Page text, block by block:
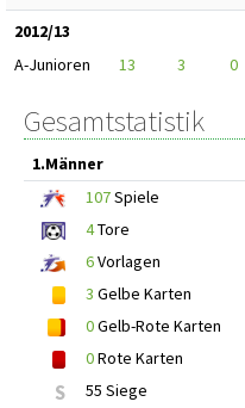
2012/13
A-Junioren
13 3 0
Gesamtstatistik
1.Männer
107Spiele
4Tore
6Vorlagen
3 Gelbe Karten
0Gelb-Rote Karten
0Rote Karten
S 55 Siege